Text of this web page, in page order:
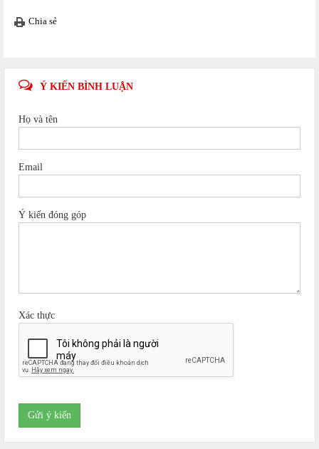
Chia sẻ
Ý KIẾN BÌNH LUẬN
Họ và tên
Email
Ý kiến đóng góp
Xác thực
Gửi ý kiến